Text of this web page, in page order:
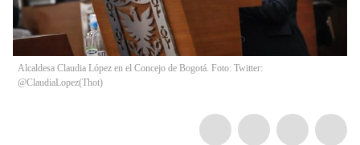
Alcaldesa Claudia López en el Concejo de Bogotá. Foto: Twitter:
@ClaudiaLopez(Thot)